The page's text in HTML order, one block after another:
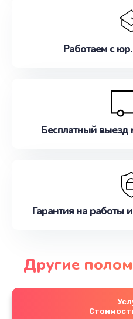
Работаем с
Бесплатный выезд
Гарантия на работы
Другие